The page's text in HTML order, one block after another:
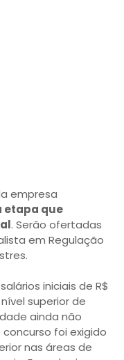
empresa
etapa que
. Serão ofertadas
em Regulação
iniciais de R$
superior de
ainda não
foi exigido
nas áreas de